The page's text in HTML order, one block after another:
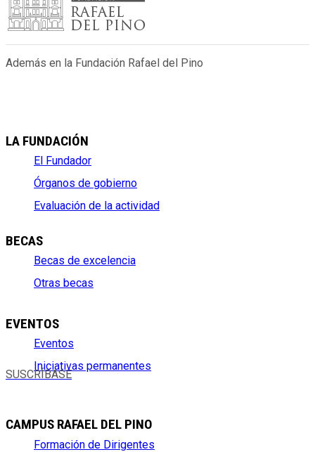
Además en la Fundación Rafael del Pino
LA FUNDACIÓN
El Fundador
Órganos de gobierno
Evaluación de la actividad
BECAS
Becas de excelencia
Otras becas
EVENTOS
Eventos
Iniciativas permanentes
SUSCRÍBASE
CAMPUS RAFAEL DEL PINO
Formación de Dirigentes